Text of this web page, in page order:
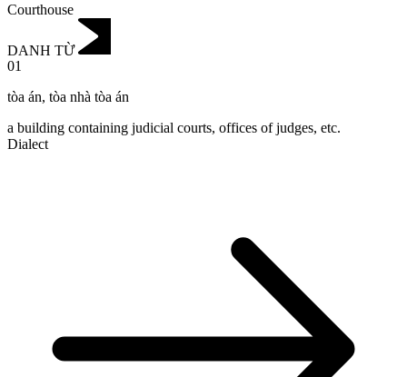
Courthouse
DANH TỪ
01
tòa án, tòa nhà tòa án
a building containing judicial courts, offices of judges, etc.
Dialect